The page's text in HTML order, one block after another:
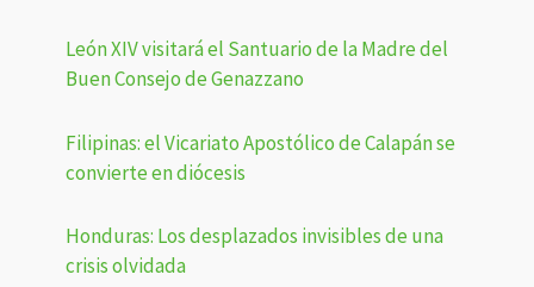
León XIV visitará el Santuario de la Madre del
Buen Consejo de Genazzano
Filipinas: el Vicariato Apostólico de Calapán se
convierte en diócesis
Honduras: Los desplazados invisibles de una
crisis olvidada